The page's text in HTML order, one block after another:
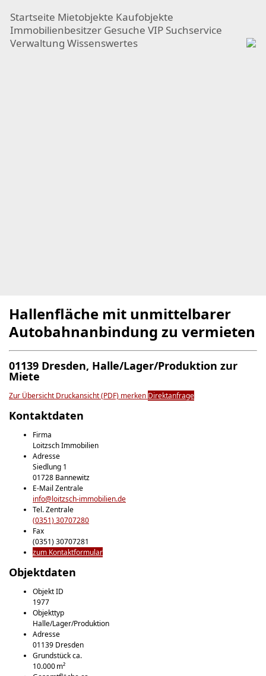
Startseite Mietobjekte Kaufobjekte
Immobilienbesitzer Gesuche VIP Suchservice
Verwaltung Wissenswertes
Hallenfläche mit unmittelbarer
Autobahnanbindung zu vermieten
01139 Dresden, Halle/Lager/Produktion zur
Miete
Zur Übersicht Druckansicht (PDF) merken Direktanfrage
Kontaktdaten
Firma
Loitzsch Immobilien
Adresse
Siedlung 1
01728 Bannewitz
E-Mail Zentrale
info@loitzsch-immobilien.de
Tel. Zentrale
(0351) 30707280
Fax
(0351) 30707281
zum Kontaktformular
Objektdaten
Objekt ID
1977
Objekttyp
Halle/Lager/Produktion
Adresse
01139 Dresden
Grund­stück ca.
10.000 m²